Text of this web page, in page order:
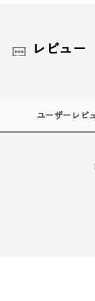
レビュー
ユーザーレビ